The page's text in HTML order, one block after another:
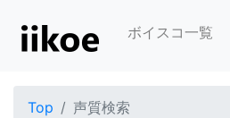
ボイスコ一覧
Top 声質検索